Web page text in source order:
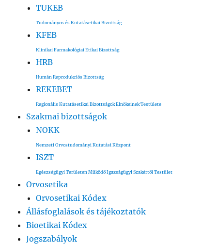
TUKEB
Tudományos és Kutatásetikai Bizottság
KFEB
Klinikai Farmakológiai Etikai Bizottság
HRB
Humán Reprodukciós Bizottság
REKEBET
Regionális Kutatásetikai Bizottságok Elnökeinek Testülete
Szakmai bizottságok
NOKK
Nemzeti Orvostudományi Kutatási Központ
ISZT
Egészségügyi Területen Működő Igazságügyi Szakértői Testület
Orvosetika
Orvosetikai Kódex
Állásfoglalások és tájékoztatók
Bioetikai Kódex
Jogszabályok